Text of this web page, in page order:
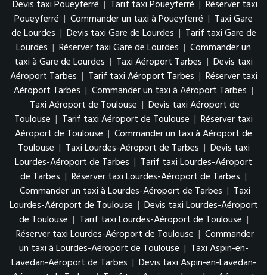
Devis taxi Poueyferré | Tarif taxi Poueyferré | Réserver taxi
Poueyferré | Commander un taxi à Poueyferré | Taxi Gare
de Lourdes | Devis taxi Gare de Lourdes | Tarif taxi Gare de
Lourdes | Réserver taxi Gare de Lourdes | Commander un
taxi à Gare de Lourdes | Taxi Aéroport Tarbes | Devis taxi
Aéroport Tarbes | Tarif taxi Aéroport Tarbes | Réserver taxi
Aéroport Tarbes | Commander un taxi à Aéroport Tarbes |
Taxi Aéroport de Toulouse | Devis taxi Aéroport de
Toulouse | Tarif taxi Aéroport de Toulouse | Réserver taxi
Aéroport de Toulouse | Commander un taxi à Aéroport de
Toulouse | Taxi Lourdes-Aéroport de Tarbes | Devis taxi
Lourdes-Aéroport de Tarbes | Tarif taxi Lourdes-Aéroport
de Tarbes | Réserver taxi Lourdes-Aéroport de Tarbes |
Commander un taxi à Lourdes-Aéroport de Tarbes | Taxi
Lourdes-Aéroport de Toulouse | Devis taxi Lourdes-Aéroport
de Toulouse | Tarif taxi Lourdes-Aéroport de Toulouse |
Réserver taxi Lourdes-Aéroport de Toulouse | Commander
un taxi à Lourdes-Aéroport de Toulouse | Taxi Aspin-en-
Lavedan-Aéroport de Tarbes | Devis taxi Aspin-en-Lavedan-